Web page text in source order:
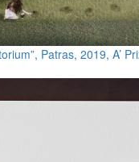
Patras, 2019, A’